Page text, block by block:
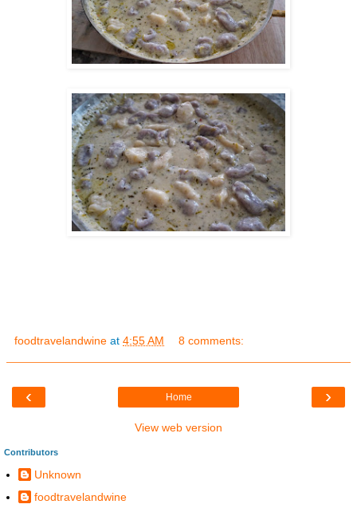
foodtravelandwine at 4:55 AM 8 comments:
‹ ›
Home
View web version
Contributors
Unknown
foodtravelandwine